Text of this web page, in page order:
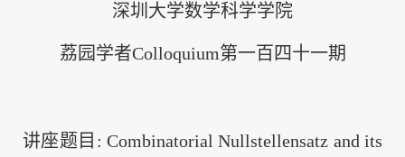
深圳大学数学科学学院
荔园学者Colloquium第一百四十一期
讲座题目: Combinatorial Nullstellensatz and its